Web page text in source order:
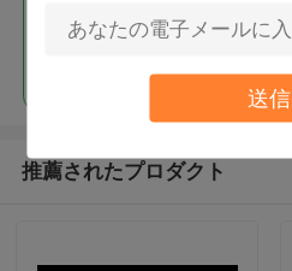
送信
推薦されたプロダクト